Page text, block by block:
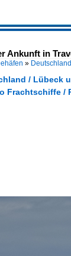
Ankunft in
» Deutschland
/ Lübeck
Frachtschiffe /